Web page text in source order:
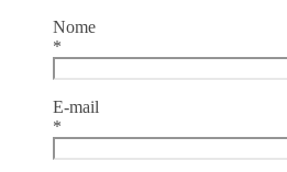
Nome
*
E-mail
*